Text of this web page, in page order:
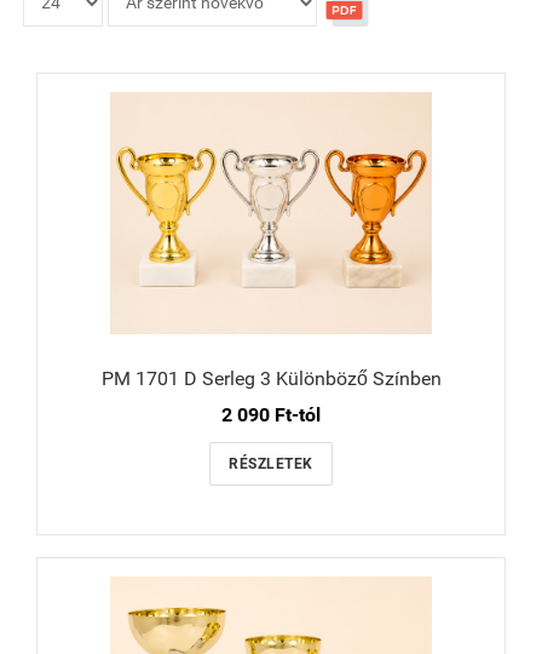
PM 1701 D Serleg 3 Különböző Színben
2 090 Ft-tól
RÉSZLETEK